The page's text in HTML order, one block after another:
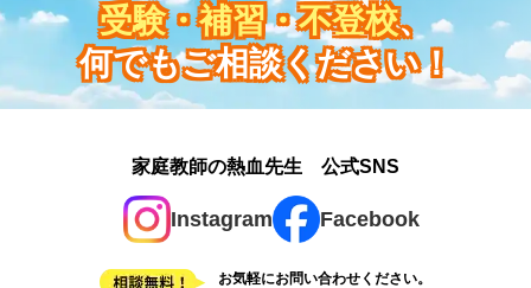
受験・補習・不登校、
何でもご相談ください！
家庭教師の熱血先生 公式SNS
Instagram Facebook
お気軽にお問い合わせください。